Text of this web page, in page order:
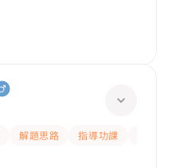
解題思路 指導功課